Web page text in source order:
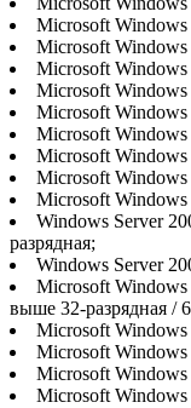
Microsoft Windows
Microsoft Windows
Microsoft Windows
Microsoft Windows
Microsoft Windows
Microsoft Windows
Microsoft Windows
Microsoft Windows
Microsoft Windows
Windows Server
разрядная;
Windows Server
Microsoft Windows
выше 32-разрядная /
Microsoft Windows
Microsoft Windows
Microsoft Windows
Microsoft Windows